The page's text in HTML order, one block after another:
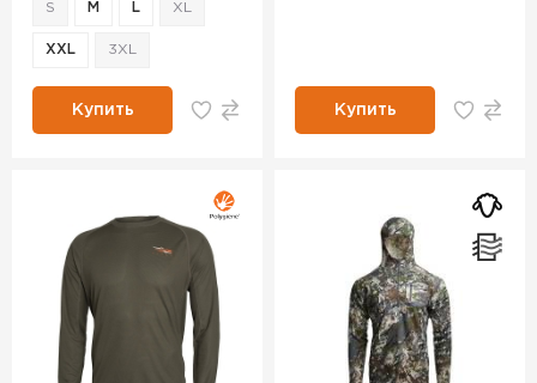
S M L XL
XXL 3XL
Купить Купить